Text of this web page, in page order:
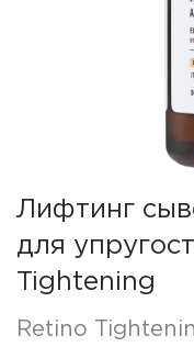
Лифтинг
для
Tightening
Retino